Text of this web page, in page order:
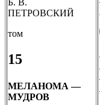
Б. В.
ПЕТРОВСКИЙ
том
15
МЕЛАНОМА —
МУДРОВ